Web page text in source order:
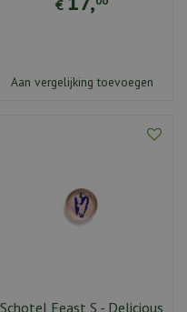
€
Aan vergelijking toevoegen
Schotel Feast S - Delicious